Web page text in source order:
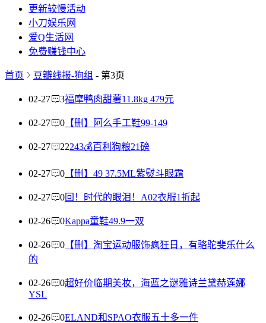
更新较慢活动
小刀娱乐网
爱Q生活网
免费赚钱中心
首页 豆瓣线报-狗组 - 第3页
02-27 3福摩鸭肉甜薯11.8kg 479元
02-27 0 【删】阿么手工鞋99-149
02-27 22243💰百利狗粮21磅
02-27 0 【删】49 37.5ML紫熨斗眼霜
02-27 0回！时代的眼泪！A02衣服1折起
02-26 0Kappa童鞋49.9一双
02-26 0 【删】淘宝运动服饰疯狂日，有骆驼斐乐什么
的
02-26 0超好价临期美妆，海蓝之谜雅诗兰黛赫莲娜
YSL
02-26 0ELAND和SPAO衣服五十多一件